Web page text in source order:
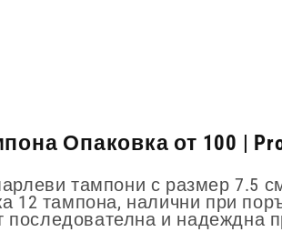
Опаковка от 100 |
тампони с размер 7.5
тампона, налични при
последователна и надеждна